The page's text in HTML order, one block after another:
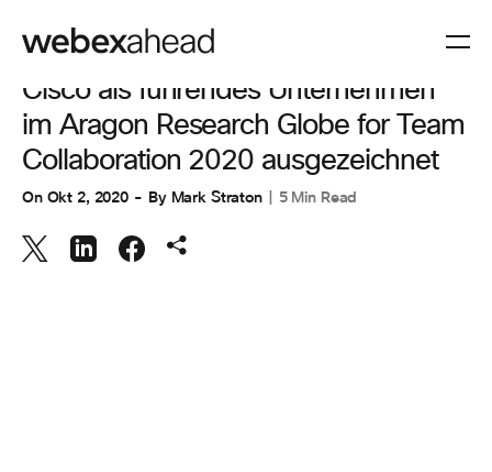
ZUSAMMENARBEIT
Cisco als führendes Unternehmen
im Aragon Research Globe for Team
Collaboration 2020 ausgezeichnet
On Okt 2, 2020 By Mark Straton 5 Min Read